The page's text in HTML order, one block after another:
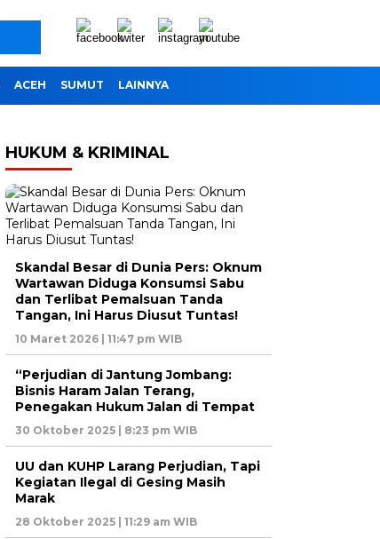
ACEH SUMUT LAINNYA
HUKUM & KRIMINAL
Skandal Besar di Dunia Pers: Oknum
Wartawan Diduga Konsumsi Sabu
dan Terlibat Pemalsuan Tanda
Tangan, Ini Harus Diusut Tuntas!
10 Maret 2026 | 11:47 pm WIB
“Perjudian di Jantung Jombang:
Bisnis Haram Jalan Terang,
Penegakan Hukum Jalan di Tempat
30 Oktober 2025 | 8:23 pm WIB
UU dan KUHP Larang Perjudian, Tapi
Kegiatan Ilegal di Gesing Masih
Marak
28 Oktober 2025 | 11:29 am WIB